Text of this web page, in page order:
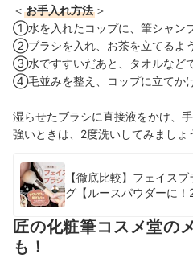
＜ お手入れ方法 ＞
①水を入れたコップに、筆シャン
②ブラシを入れ、お茶を立てるよ
③水ですすいだあと、タオルなど
④毛並みを整え、コップに立てか
湿らせたブラシに直接液をかけ、
強いときは、2度洗いしてみましょ
【徹底比較】フェイス
グ【ルースパウダーに！
匠の化粧筆コスメ堂の
も！